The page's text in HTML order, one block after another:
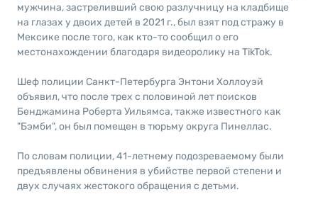
мужчина, застреливший свою разлучницу на кладбище
на глазах у двоих детей в 2021 г., был взят под стражу в
Мексике после того, как кто-то сообщил о его
местонахождении благодаря видеоролику на TikTok.
Шеф полиции Санкт-Петербурга Энтони Холлоуэй
объявил, что после трех с половиной лет поисков
Бенджамина Роберта Уильямса, также известного как
"Бэмби", он был помещен в тюрьму округа Пинеллас.
По словам полиции, 41-летнему подозреваемому были
предъявлены обвинения в убийстве первой степени и
двух случаях жестокого обращения с детьми.